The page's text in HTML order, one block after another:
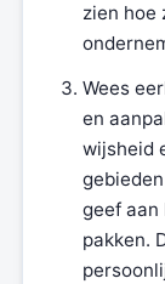
zien hoe
Wees
en
wijsheid
geef aan
pakken.